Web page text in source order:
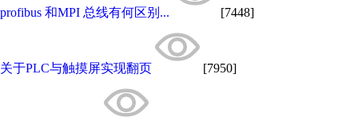
profibus 和MPI 总线有何区别... [7448]
关于PLC与触摸屏实现翻页 [7950]